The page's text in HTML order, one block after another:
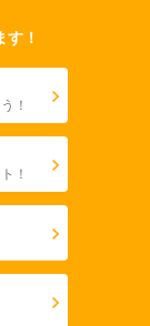
！
！
！